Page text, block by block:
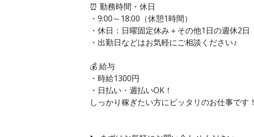
⏰ 勤務時間・休日
・9:00～18:00（休憩1時間）
・休日：日曜固定休み＋その他1日の週休2日
・出勤日などはお気軽にご相談ください♪
💰 給与
・時給1300円
・日払い・週払いOK！
しっかり稼ぎたい方にピッタリのお仕事です！